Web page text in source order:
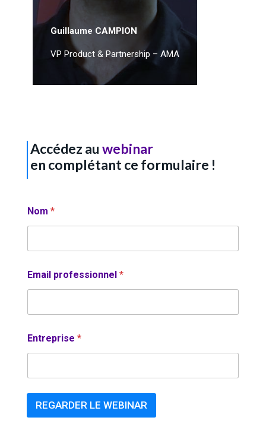
Guillaume CAMPION
VP Product & Partnership – AMA
Accédez au webinar
en complétant ce formulaire !
Nom *
Email professionnel *
Entreprise *
REGARDER LE WEBINAR